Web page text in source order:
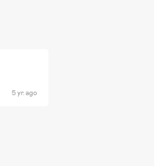
5 yr. ago